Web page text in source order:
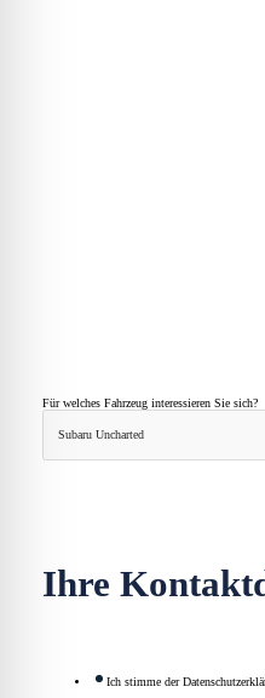
Für welches Fahrzeug interessieren Sie sich?
Subaru Uncharted
Ihre
Ich stimme der